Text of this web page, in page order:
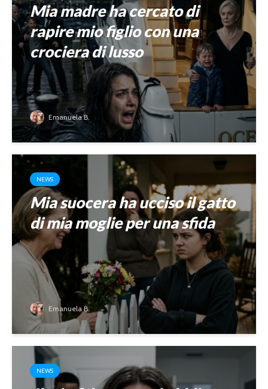
Mia madre ha cercato di
rapire mio figlio con una
crociera di lusso
Emanuela B.
NEWS
Mia suocera ha ucciso il gatto
di mia moglie per una sfida
Emanuela B.
NEWS